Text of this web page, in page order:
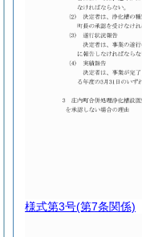
様式第3号(第7条関係)